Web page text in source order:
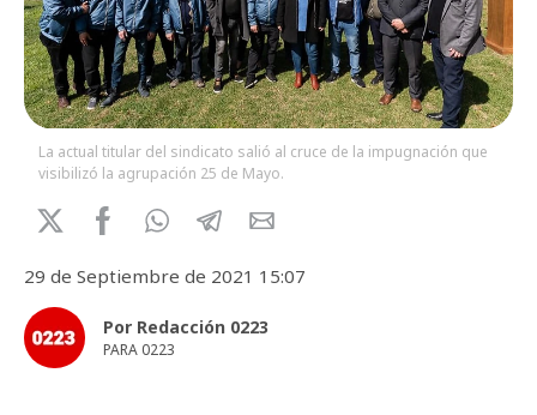
La actual titular del sindicato salió al cruce de la impugnación que
visibilizó la agrupación 25 de Mayo.
29 de Septiembre de 2021 15:07
Por Redacción 0223
PARA 0223